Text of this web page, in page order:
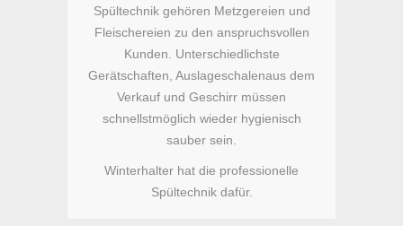
Spültechnik gehören Metzgereien und
Fleischereien zu den anspruchsvollen
Kunden. Unterschiedlichste
Gerätschaften, Auslageschalenaus dem
Verkauf und Geschirr müssen
schnellstmöglich wieder hygienisch
sauber sein.
Winterhalter hat die professionelle
Spültechnik dafür.